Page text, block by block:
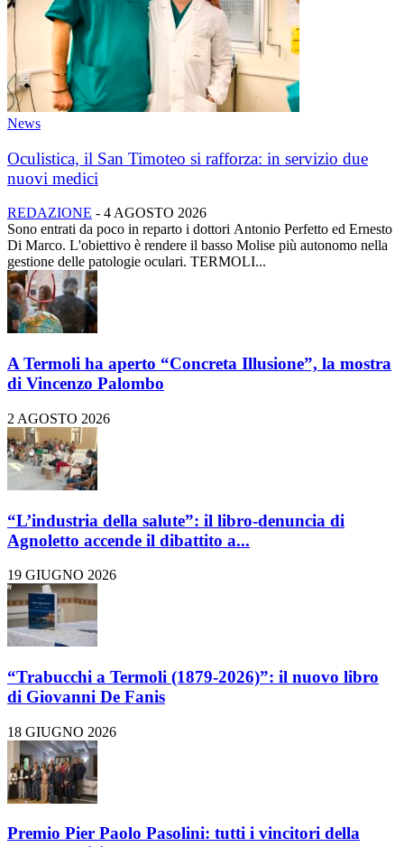
News
Oculistica, il San Timoteo si rafforza: in servizio due
nuovi medici
REDAZIONE - 4 AGOSTO 2026
Sono entrati da poco in reparto i dottori Antonio Perfetto ed Ernesto
Di Marco. L'obiettivo è rendere il basso Molise più autonomo nella
gestione delle patologie oculari. TERMOLI...
A Termoli ha aperto “Concreta Illusione”, la mostra
di Vincenzo Palombo
2 AGOSTO 2026
“L’industria della salute”: il libro-denuncia di
Agnoletto accende il dibattito a...
19 GIUGNO 2026
“Trabucchi a Termoli (1879-2026)”: il nuovo libro
di Giovanni De Fanis
18 GIUGNO 2026
Premio Pier Paolo Pasolini: tutti i vincitori della